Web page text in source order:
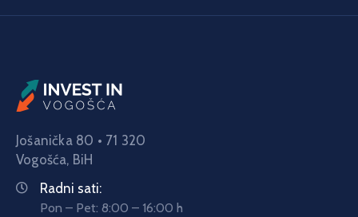
Jošanička 80 • 71 320
Vogošća, BiH
Radni sati:
Pon – Pet: 8:00 – 16:00 h